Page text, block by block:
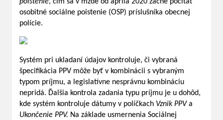
osobitné sociálne poistenie (OSP) príslušníka obecnej
polície.
Systém pri ukladaní údajov kontroluje, či vybraná
špecifikácia PPV môže byť v kombinácii s vybraným
typom príjmu, a legislatívne nesprávnu kombináciu
nepridá. Ďalšia kontrola zadania typu príjmu je u dohôd,
kde systém kontroluje dátumy v políčkach Vznik PPVa
Ukončenie PPV. Na základe usmernenia Sociálnej